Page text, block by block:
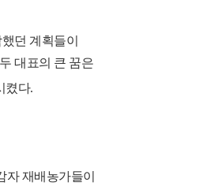
던 계획들이
대표의 큰 꿈은
켰다.
자 재배농가들이